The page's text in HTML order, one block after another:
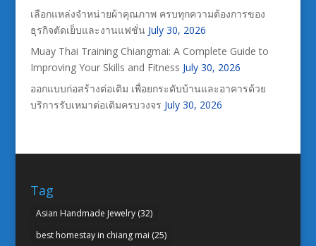
เลือกแหล่งจำหน่ายผ้าคุณภาพ ครบทุกความต้องการของ
ธุรกิจตัดเย็บและงานแฟชั่น July 30, 2026
Muay Thai Training Chiangmai: A Complete Guide to
Improving Your Skills and Fitness July 30, 2026
ออกแบบก่อสร้างต่อเติม เพื่อยกระดับบ้านและอาคารด้วย
บริการรับเหมาต่อเติมครบวงจร July 30, 2026
Tag
Asian Handmade Jewelry(32)
best homestay in chiang mai (25)